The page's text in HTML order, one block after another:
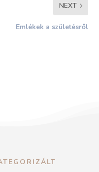
NEXT
Emlékek a születésről